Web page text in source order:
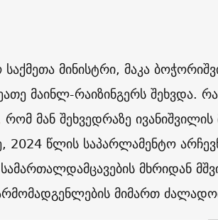
მინისტრი, მაკა
მაინლ-რაიზინგერს შეხვდა.
რომ მან შეხვედრაზე
2024 წლის საპარლამენტო
მხრიდან
მიმართ